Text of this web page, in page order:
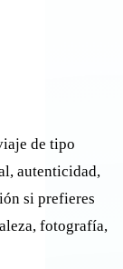
de tipo
autenticidad,
si prefieres
fotografía,